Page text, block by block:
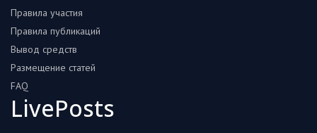
Правила участия
Правила публикаций
Вывод средств
Размещение статей
FAQ
LivePosts